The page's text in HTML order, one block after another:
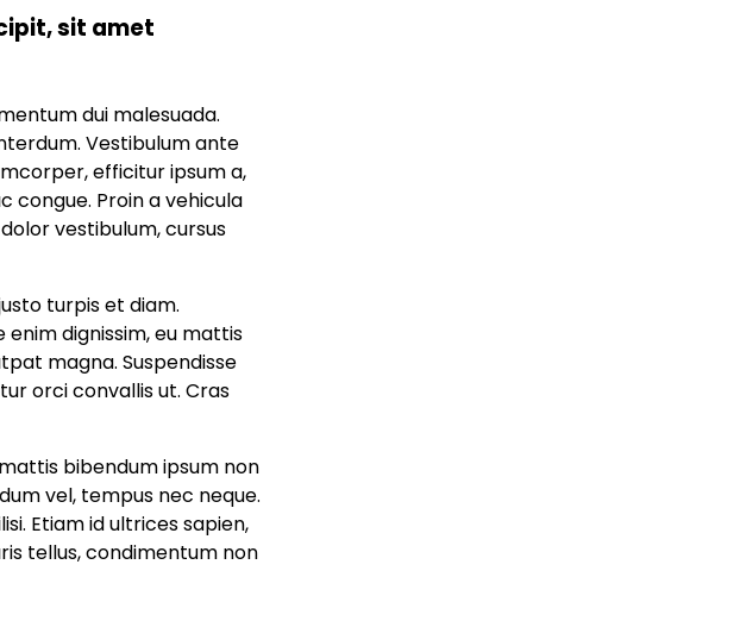
sit amet
dui malesuada.
Vestibulum ante
efficitur ipsum a,
congue. Proin a vehicula
vestibulum, cursus
turpis et diam.
dignissim, eu mattis
magna. Suspendisse
orci convallis ut. Cras
bibendum ipsum non
vel, tempus nec neque.
Etiam id ultrices sapien,
tellus, condimentum non